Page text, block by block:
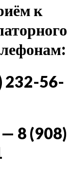
к
232-56-
— 8 (908)